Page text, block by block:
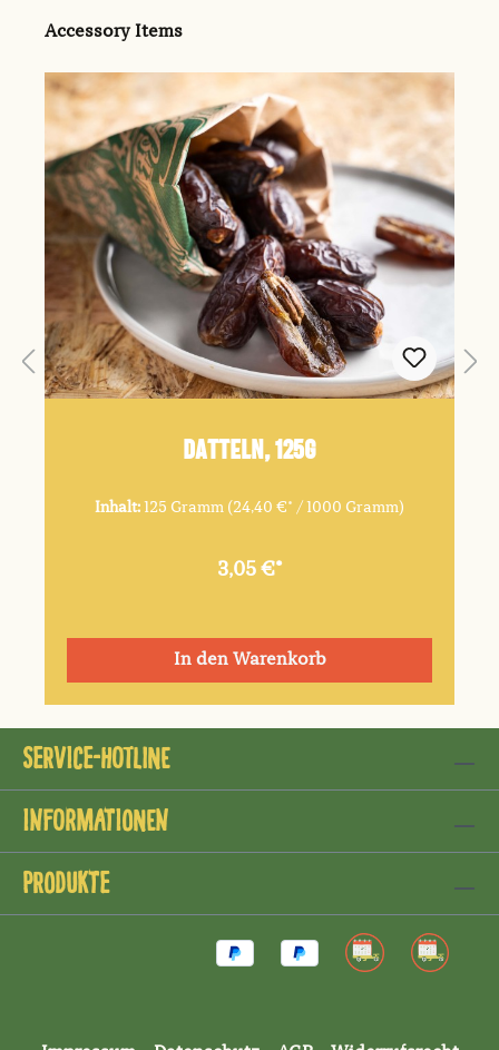
Produktgalerie überspringen
Accessory Items
Datteln, 125g
Inhalt: 125 Gramm (24,40 €* / 1000 Gramm)
3,05 €*
In den Warenkorb
Service-Hotline
Informationen
Produkte